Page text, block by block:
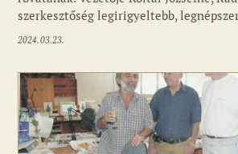
szerkesztőség legirigyeltebb,
2024.03.23.